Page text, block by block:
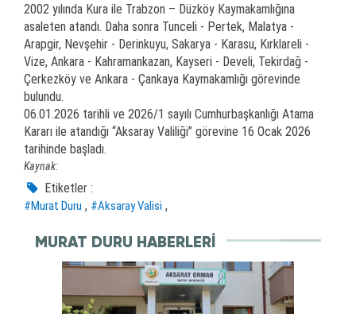
2002 yılında Kura ile Trabzon – Düzköy Kaymakamlığına
asaleten atandı. Daha sonra Tunceli - Pertek, Malatya -
Arapgir, Nevşehir - Derinkuyu, Sakarya - Karasu, Kırklareli -
Vize, Ankara - Kahramankazan, Kayseri - Develi, Tekirdağ -
Çerkezköy ve Ankara - Çankaya Kaymakamlığı görevinde
bulundu.
06.01.2026 tarihli ve 2026/1 sayılı Cumhurbaşkanlığı Atama
Kararı ile atandığı “Aksaray Valiliği” görevine 16 Ocak 2026
tarihinde başladı.
Kaynak:
Etiketler :
#Murat Duru , #Aksaray Valisi ,
MURAT DURU HABERLERI